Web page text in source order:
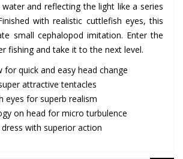
and reflecting the light like a series
with realistic cuttlefish eyes, this
small cephalopod imitation. Enter the
fishing and take it to the next level.
for quick and easy head change
attractive tentacles
eyes for superb realism
on head for micro turbulence
with superior action